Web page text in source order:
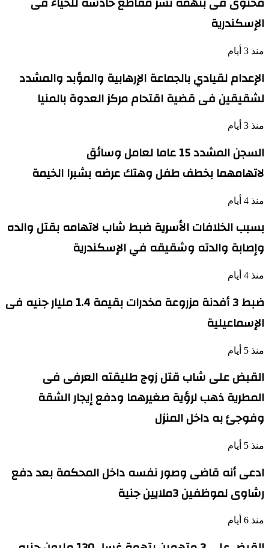
الإسكندرية
منذ 3 أيام
الإعدام لقيادي بالجماعة الإرهابية والمؤبد والمشدد
لشقيقين فى قضية اقتحام مركز العدوة بالمنيا
منذ 3 أيام
السجن المشدد 15 عاما لعامل وسائق
لاتهامهما بخطف طفل وهتك عرضه بشبرا الخيمة
منذ 4 أيام
بسبب الخلافات الأسرية ضبط شاب لاتهامه بقتل والده
وإصابة والدته وشقيقه في الإسكندرية
منذ 4 أيام
ضبط 3 أفدنة مزروعة مخدرات بقيمة 1.4 مليار جنيه فى
الإسماعيلية
منذ 5 أيام
القبض على شاب قتل زوج طليقته العرفى فى
المطرية ذهب لرؤية صغيرهما ودفع إيجار الشقة
وفوجئ به داخل المنزل
منذ 5 أيام
ادعى أنه قاضى وصور نفسه داخل المحكمة بعد دفع
رشاوى لموظفين 3ملايين جنية
منذ 6 أيام